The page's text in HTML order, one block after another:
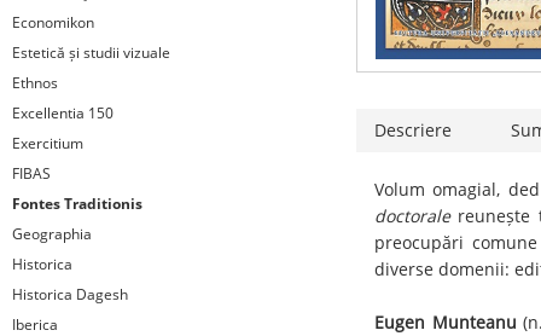
Economikon
Estetică și studii vizuale
Ethnos
Excellentia 150
Exercitium
FIBAS
Fontes Traditionis
Geographia
Historica
Historica Dagesh
Iberica
Descriere
Volum omagial,
doctoralereunește
preocupări
diverse domenii:
Eugen Munteanu